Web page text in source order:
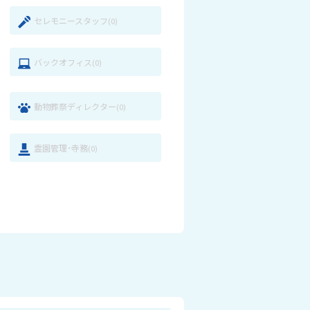
セレモニースタッフ(0)
バックオフィス (0)
動物葬祭ディレクター(0)
霊園管理･寺務(0)